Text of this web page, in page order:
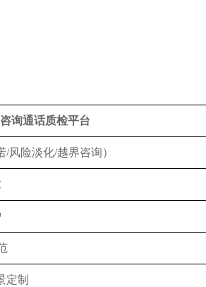
询通话质检平台
风险淡化/越界咨询）
定制